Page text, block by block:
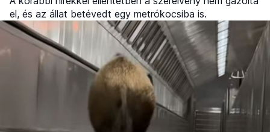
el, és az állat betévedt egy metrókocsiba is.